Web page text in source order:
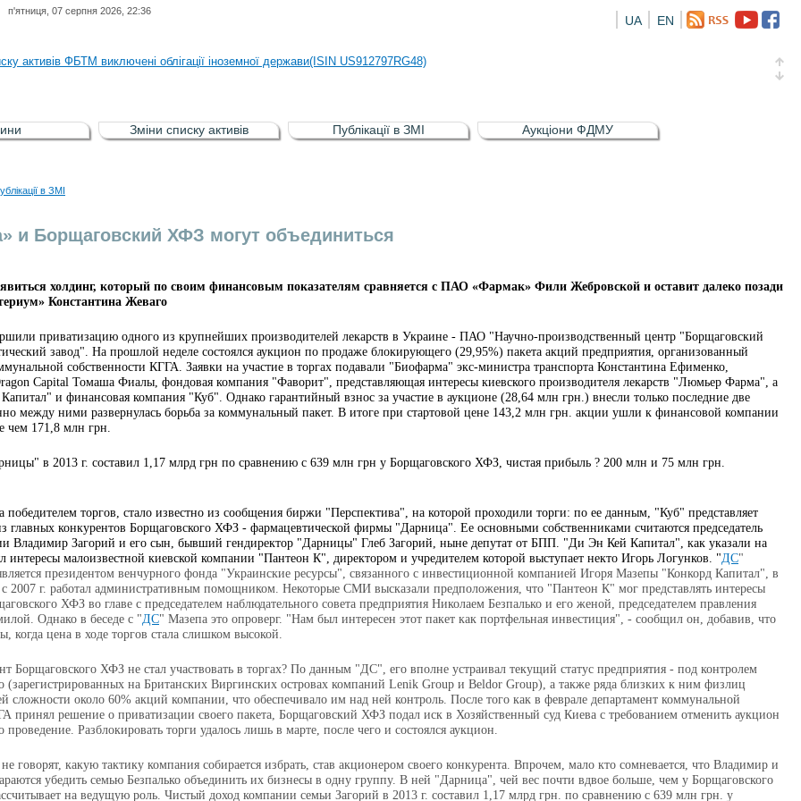
п'ятниця, 07 серпня 2026, 22:36
EN
UA
активів регульованого фондового ринку (РФР) включена Корпоративна облігація відсоткова електронна іменна (ISIN UA5000016726)
активів ФБТМ виключені облігації іноземної держави(ISIN US912797RG48)
активів РФР виключені Облігація внутрішніх державних позик України (ISIN UA4000232607)
активів регульованого фондового ринку (РФР) включена Корпоративна облігація відсоткова електронна іменна (ISIN UA5000016726)
Зміни списку активів Публікації в ЗМІ Аукціони ФДМУ
в ЗМІ
и Борщаговский ХФЗ могут объединиться
холдинг, который по своим финансовым показателям сравняется с ПАО «Фармак» Фили Жебровской и оставит далеко позади
Константина Жеваго
приватизацию одного из крупнейших производителей лекарств в Украине - ПАО "Научно-производственный центр "Борщаговский
завод". На прошлой неделе состоялся аукцион по продаже блокирующего (29,95%) пакета акций предприятия, организованный
собственности КГГА. Заявки на участие в торгах подавали "Биофарма" экс-министра транспорта Константина Ефименко,
Capital Томаша Фиалы, фондовая компания "Фаворит", представляющая интересы киевского производителя лекарств "Люмьер Фарма", а
и финансовая компания "Куб". Однако гарантийный взнос за участие в аукционе (28,64 млн грн.) внесли только последние две
между ними развернулась борьба за коммунальный пакет. В итоге при стартовой цене 143,2 млн грн. акции ушли к финансовой компании
чем 171,8 млн грн.
в 2013 г. составил 1,17 млрд грн по сравнению с 639 млн грн у Борщаговского ХФЗ, чистая прибыль ? 200 млн и 75 млн грн
победителем торгов, стало известно из сообщения биржи "Перспектива", на которой проходили торги: по ее данным, "Куб" представляет
главных конкурентов Борщаговского ХФЗ - фармацевтической фирмы "Дарница". Ее основными собственниками считаются председатель
Владимир Загорий и его сын, бывший гендиректор "Дарницы" Глеб Загорий, ныне депутат от БПП. "Ди Эн Кей Капитал", как указали на
интересы малоизвестной киевской компании "Пантеон К", директором и учредителем которой выступает некто Игорь Логунков. "ДС"
президентом венчурного фонда "Украинские ресурсы", связанного с инвестиционной компанией Игоря Мазепы "Конкорд Капитал", в
2007 г. работал административным помощником. Некоторые СМИ высказали предположения, что "Пантеон К" мог представлять интересы
ХФЗ во главе с председателем наблюдательного совета предприятия Николаем Безпалько и его женой, председателем правления
Однако в беседе с "ДС" Мазепа это опроверг. "Нам был интересен этот пакет как портфельная инвестиция", - сообщил он, добавив, что
когда цена в ходе торгов стала слишком высокой.
Борщаговского ХФЗ не стал участвовать в торгах? По данным "ДС", его вполне устраивал текущий статус предприятия - под контролем
(зарегистрированных на Британских Виргинских островах компаний Lenik Group и Beldor Group), а также ряда близких к ним физлиц
сложности около 60% акций компании, что обеспечивало им над ней контроль. После того как в феврале департамент коммунальной
принял решение о приватизации своего пакета, Борщаговский ХФЗ подал иск в Хозяйственный суд Киева с требованием отменить аукцион
проведение. Разблокировать торги удалось лишь в марте, после чего и состоялся аукцион.
говорят, какую тактику компания собирается избрать, став акционером своего конкурента. Впрочем, мало кто сомневается, что Владимир и
убедить семью Безпалько объединить их бизнесы в одну группу. В ней "Дарница", чей вес почти вдвое больше, чем у Борщаговского
на ведущую роль. Чистый доход компании семьи Загорий в 2013 г. составил 1,17 млрд грн. по сравнению с 639 млн грн. у